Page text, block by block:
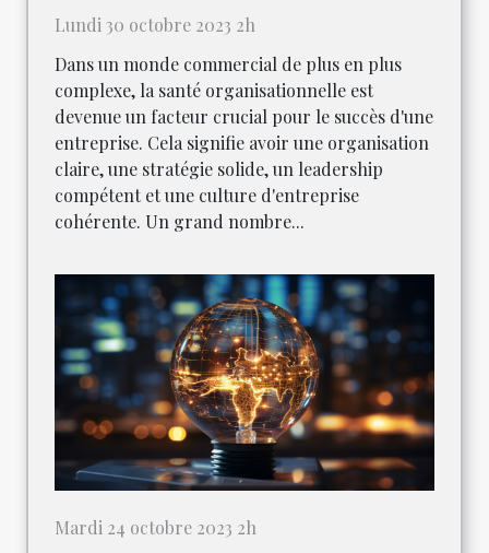
Lundi 30 octobre 2023 2h
Dans un monde commercial de plus en plus
complexe, la santé organisationnelle est
devenue un facteur crucial pour le succès d'une
entreprise. Cela signifie avoir une organisation
claire, une stratégie solide, un leadership
compétent et une culture d'entreprise
cohérente. Un grand nombre...
Mardi 24 octobre 2023 2h